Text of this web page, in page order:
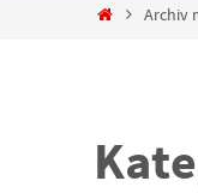
StartArchiv